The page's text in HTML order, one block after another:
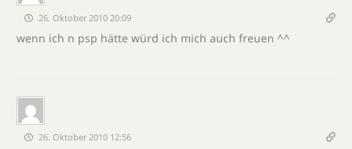
26. Oktober 2010 20:09
wenn ich n psp hätte würd ich mich auch freuen ^^
26. Oktober 2010 12:56